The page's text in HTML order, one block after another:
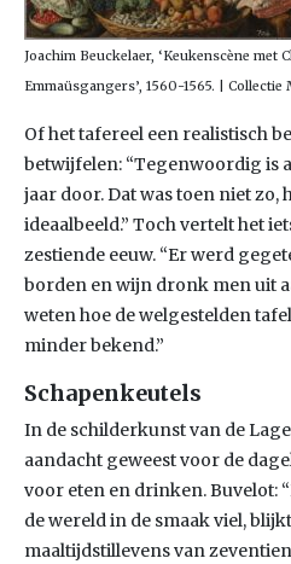
Joachim Beuckelaer, ‘Keukenscène met
Emmaüsgangers’, 1560-1565. |
Of het tafereel een realistisch
betwijfelen: “Tegenwoordig is
jaar door. Dat was toen niet zo,
ideaalbeeld.” Toch vertelt het
zestiende eeuw. “Er werd
borden en wijn dronk men uit
weten hoe de welgestelden
minder bekend.”
Schapenkeutels
In de schilderkunst van de
aandacht geweest voor de
voor eten en drinken. Buvelot:
de wereld in de smaak viel,
maaltijdstillevens van